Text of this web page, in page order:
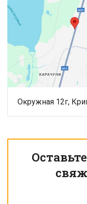
Окружная 12г,